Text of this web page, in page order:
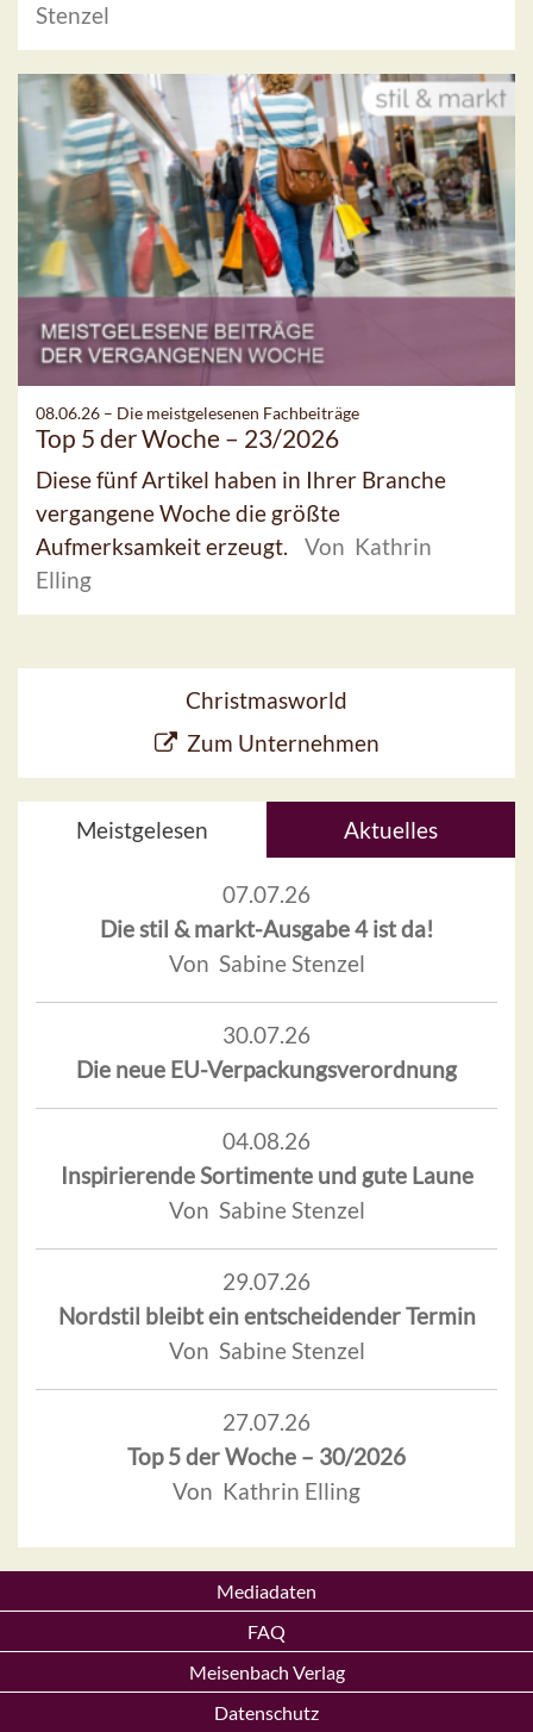
Stenzel
08.06.26 – Die meistgelesenen Fachbeiträge
Top 5 der Woche – 23/2026
Diese fünf Artikel haben in Ihrer Branche
vergangene Woche die größte
Aufmerksamkeit erzeugt.
Von Kathrin
Elling
Christmasworld
Zum Unternehmen
Meistgelesen Aktuelles
07.07.26
Die stil & markt-Ausgabe 4 ist da!
Von Sabine Stenzel
30.07.26
Die neue EU-Verpackungsverordnung
04.08.26
Inspirierende Sortimente und gute Laune
Von Sabine Stenzel
29.07.26
Nordstil bleibt ein entscheidender Termin
Von Sabine Stenzel
27.07.26
Top 5 der Woche – 30/2026
Von Kathrin Elling
Mediadaten
FAQ
Meisenbach Verlag
Datenschutz